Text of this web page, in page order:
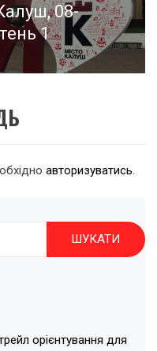
08-
1
авторизуватись.
орієнтування для